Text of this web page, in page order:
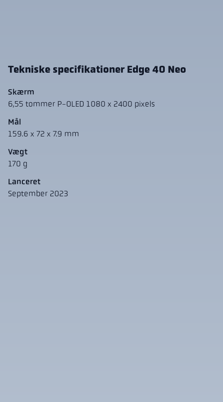
Tekniske specifikationer Edge 40 Neo
Skærm
6,55 tommer P-OLED 1080 x 2400 pixels
Mål
159.6 x 72 x 7.9 mm
Vægt
170 g
Lanceret
September 2023